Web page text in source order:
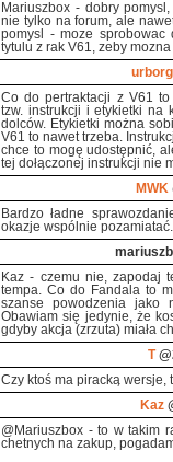
Mariuszbox - dobry
nie tylko na forum, ale
pomysl - moze
tytulu z rak V61, zeby
urborg
Co do pertraktacji z V61
tzw. instrukcji i etykietki na
dolców. Etykietki można
V61 to nawet trzeba.
chce to mogę udostępnić,
tej dołączonej instrukcji nie
MWK
Bardzo ładne
okazje wspólnie
Kaz - czemu nie, zapodaj
tempa. Co do Fandala to
szanse powodzenia jako
Obawiam się jedynie, że
gdyby akcja (zrzuta) miała
T
Czy ktoś ma piracką wersje,
Kaz
@Mariuszbox - to w takim
chetnych na zakup,